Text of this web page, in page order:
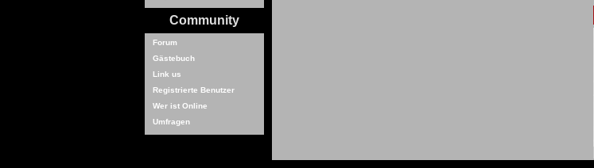
Community
Forum
Gästebuch
Link us
Registrierte Benutzer
Wer ist Online
Umfragen